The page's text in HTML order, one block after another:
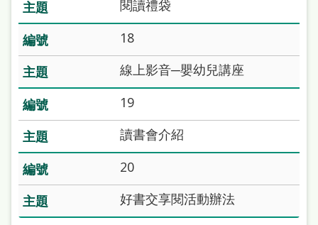
策
政
府
網
站
資
料
開
放
閱讀禮袋
18
線上影音─嬰幼兒講座
19
讀書會介紹
20
好書交享閱活動辦法